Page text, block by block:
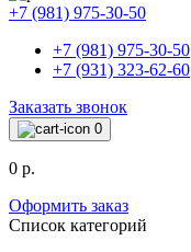
+7 (981) 975-30-50
+7 (981) 975-30-50
+7 (931) 323-62-60
Заказать звонок
0
0 р.
Оформить заказ
Список категорий